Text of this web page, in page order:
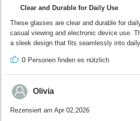
Clear and Durable for Daily Use
These glasses are clear and durable for
casual viewing and electronic device use.
a sleek design that fits seamlessly into
0 Personen finden es nützlich
Olivia
Rezensiert am Apr 02,2026